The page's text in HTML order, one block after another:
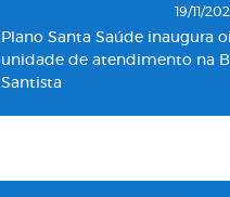
19/11/
Plano Santa Saúde inaugura
unidade de atendimento na
Santista